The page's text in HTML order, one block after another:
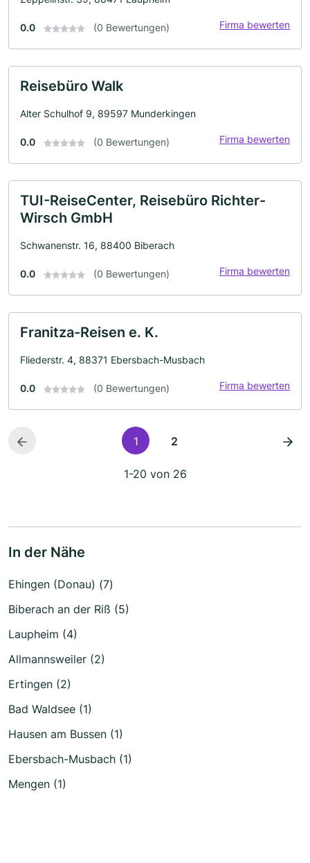
0.0 (0 Bewertungen) Firma bewerten
Reisebüro Walk
Alter Schulhof 9, 89597 Munderkingen
0.0 (0 Bewertungen) Firma bewerten
TUI-ReiseCenter, Reisebüro Richter-
Wirsch GmbH
Schwanenstr. 16, 88400 Biberach
0.0 (0 Bewertungen) Firma bewerten
Franitza-Reisen e. K.
Fliederstr. 4, 88371 Ebersbach-Musbach
0.0 (0 Bewertungen) Firma bewerten
1 2
1-20 von 26
In der Nähe
Ehingen (Donau) (7)
Biberach an der Riß (5)
Laupheim (4)
Allmannsweiler (2)
Ertingen (2)
Bad Waldsee (1)
Hausen am Bussen (1)
Ebersbach-Musbach (1)
Mengen (1)